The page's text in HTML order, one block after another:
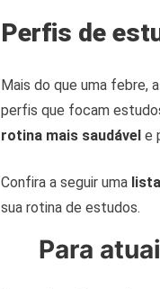
Perfis de
Mais do que uma febre,
perfis que focam
rotina mais saudável e
Confira a seguir uma
sua rotina de estudos.
Para